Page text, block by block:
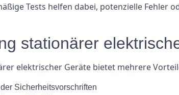
Tests helfen dabei, potenzielle Fehler
stationärer
elektrischer Geräte bietet mehrere
Sicherheitsvorschriften